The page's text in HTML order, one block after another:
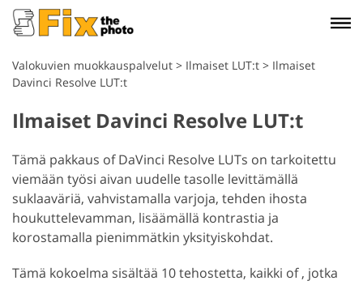
Valokuvien muokkauspalvelut > Ilmaiset LUT:t > Ilmaiset
Davinci Resolve LUT:t
Ilmaiset Davinci Resolve LUT:t
Tämä pakkaus of DaVinci Resolve LUTs on tarkoitettu
viemään työsi aivan uudelle tasolle levittämällä
suklaaväriä, vahvistamalla varjoja, tehden ihosta
houkuttelevamman, lisäämällä kontrastia ja
korostamalla pienimmätkin yksityiskohdat.
Tämä kokoelma sisältää 10 tehostetta, kaikki of , jotka